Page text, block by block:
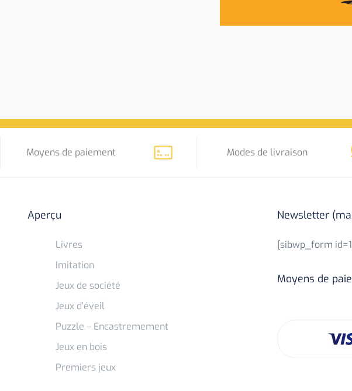
Navigation
Moyens de paiement Modes de livraison
Aperçu
Livres
Imitation
Jeux de société
Jeux d’éveil
Puzzle – Encastremement
Jeux en bois
Premiers jeux
Newsletter
[sibwp_form
Moyens de